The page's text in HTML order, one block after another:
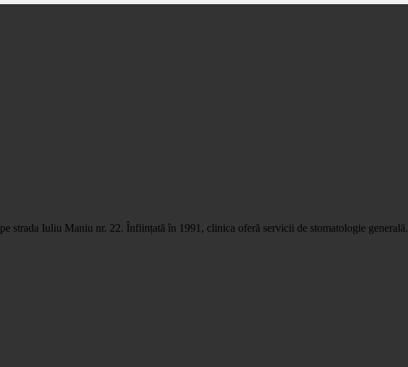
strada Iuliu Maniu nr. 22. Înființată în 1991, clinica oferă servicii de stomatologie generală.